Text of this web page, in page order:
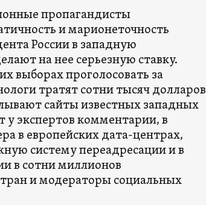
пропагандисты
и марионеточность
России в западную
на нее серьезную ставку.
выборах проголосовать за
тратят сотни тысяч долларов
сайты известных западных
экспертов комментарии, в
в европейских дата-центрах,
систему переадресации и в
в сотни миллионов
и модераторы социальных